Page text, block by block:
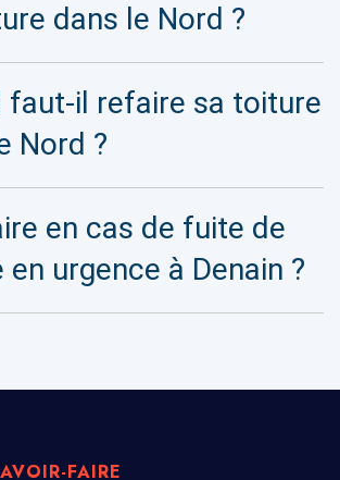
dans le Nord ?
faut-il refaire sa toiture
Nord ?
en cas de fuite de
urgence à Denain ?
FAIRE